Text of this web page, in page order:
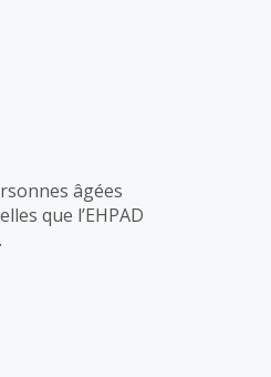
âgées
que l’EHPAD